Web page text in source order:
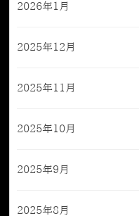
2026年1月
2025年12月
2025年11月
2025年10月
2025年9月
2025年8月